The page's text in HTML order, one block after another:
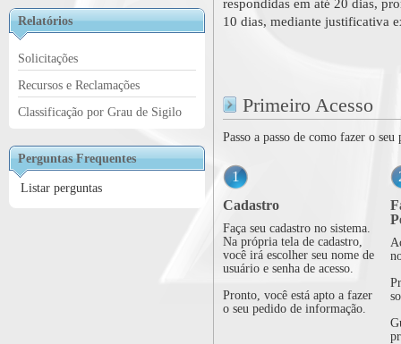
Relatórios
Solicitações
Recursos e Reclamações
Classificação por Grau de Sigilo
Perguntas Frequentes
Listar perguntas
respondidas em até 20 dias,
10 dias, mediante justificativa
Primeiro Acesso
Passo a passo de como fazer o
1
Cadastro
Faça seu cadastro no sistema.
Na própria tela de cadastro,
você irá escolher seu nome de
usuário e senha de acesso.
Pronto, você está apto a fazer
o seu pedido de informação.